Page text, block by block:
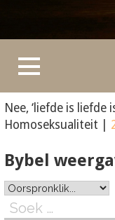
Nee, ‘liefde is liefde
Homoseksualiteit
Bybel
Soek